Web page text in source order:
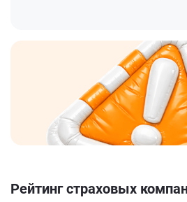
Рейтинг страховых